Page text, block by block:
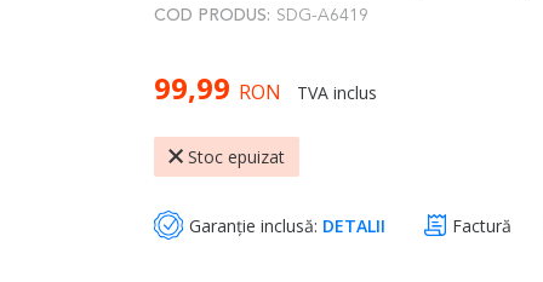
COD PRODUS: SDG-A6419
99,99 RON TVA inclus
Stoc epuizat
Garanție inclusă: DETALII Factură